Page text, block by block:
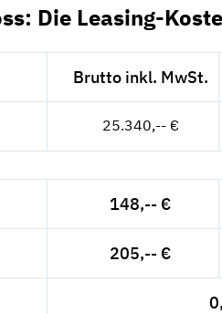
Die Leasing-
Brutto inkl. MwSt.
25.340,-- €
148,-- €
205,-- €